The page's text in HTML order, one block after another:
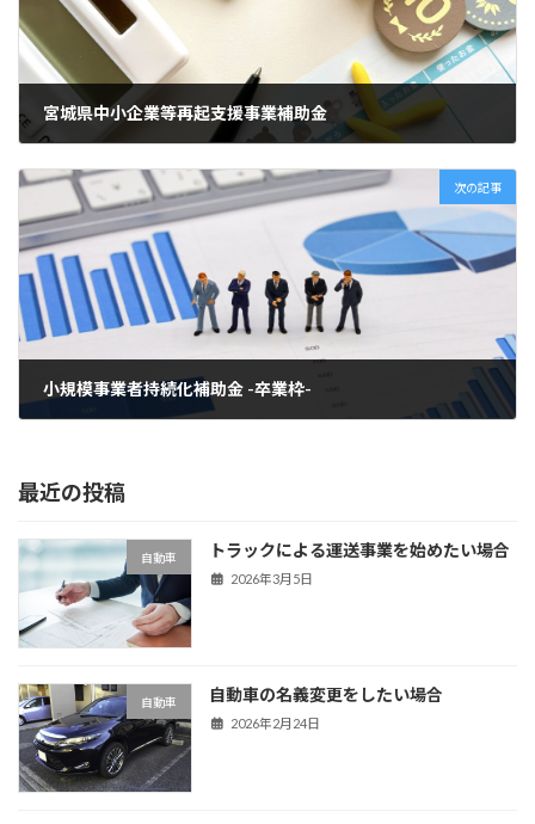
宮城県中小企業等再起支援事業補助金
次の記事
小規模事業者持続化補助金 -卒業枠-
最近の投稿
自動車 トラックによる運送事業を始めたい場合
2026年3月5日
自動車 自動車の名義変更をしたい場合
2026年2月24日